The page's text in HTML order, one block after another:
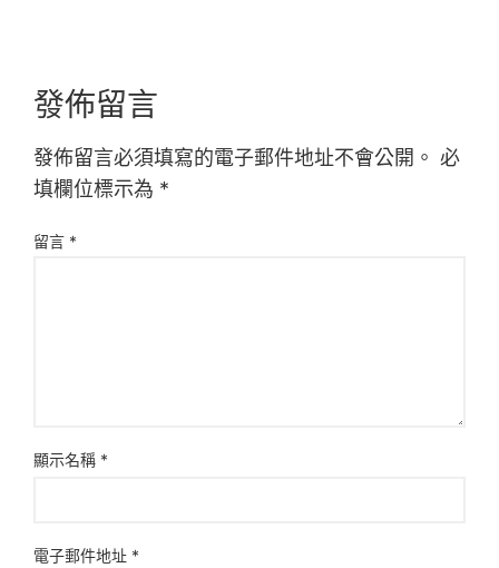
發佈留言
發佈留言必須填寫的電子郵件地址不會公開。 必
填欄位標示為 *
留言 *
顯示名稱 *
電子郵件地址 *